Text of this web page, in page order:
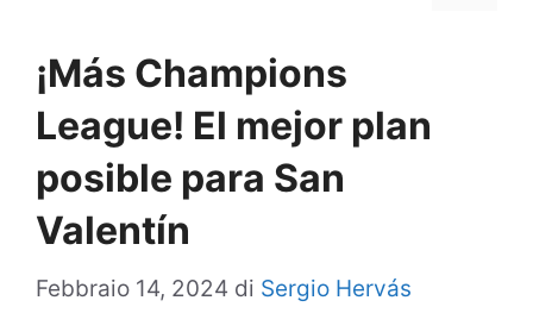
¡Más Champions
League! El mejor plan
posible para San
Valentín
Febbraio 14, 2024 di Sergio Hervás